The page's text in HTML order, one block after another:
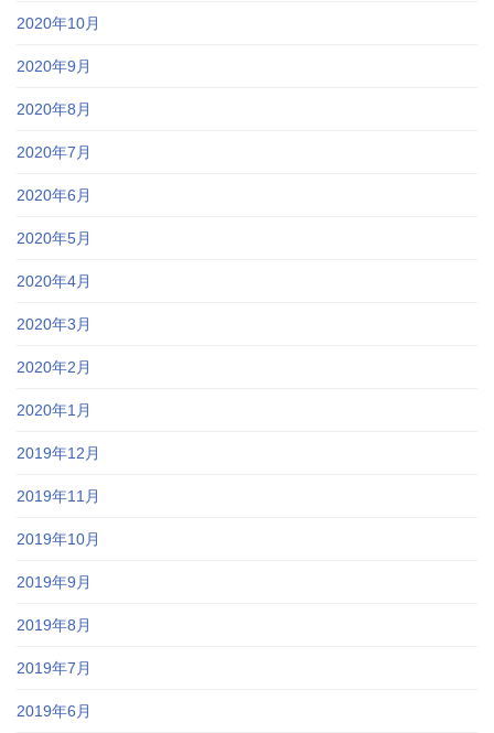
2020年10月
2020年9月
2020年8月
2020年7月
2020年6月
2020年5月
2020年4月
2020年3月
2020年2月
2020年1月
2019年12月
2019年11月
2019年10月
2019年9月
2019年8月
2019年7月
2019年6月